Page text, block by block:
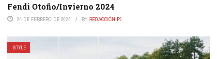
Fendi Otoño/Invierno 2024
24 DE FEBRERO DE 2024 BY REDACCIÓN P1
STYLE